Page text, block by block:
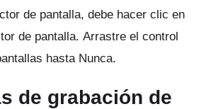
de pantalla, debe hacer clic en
de pantalla. Arrastre el control
hasta Nunca.
de grabación de